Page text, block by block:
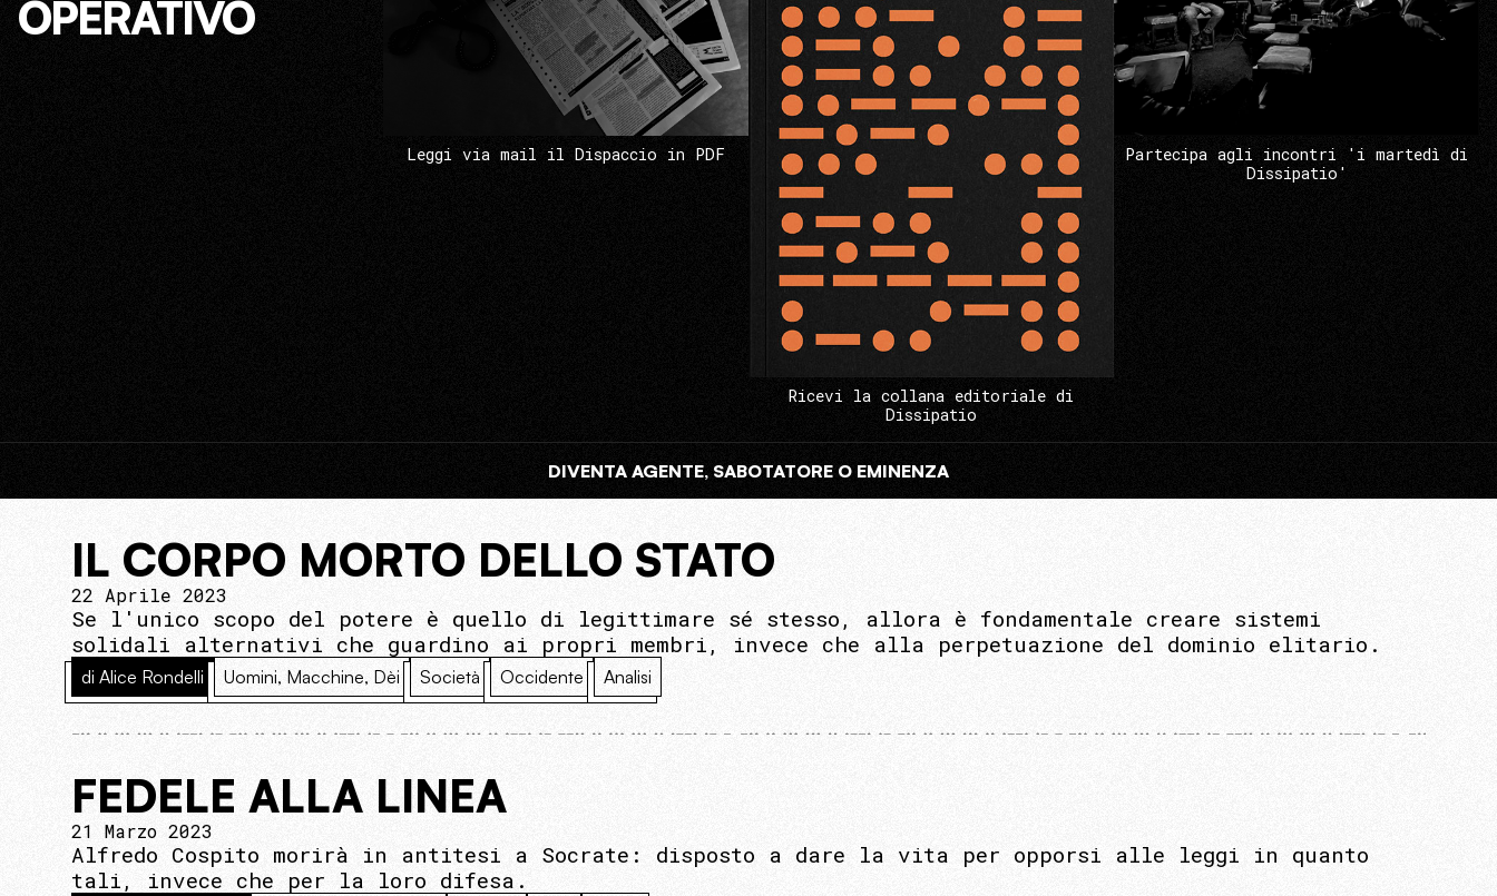
OPERATIVO
Leggi via mail il Dispaccio in PDF
Ricevi la collana editoriale di
Dissipatio
Partecipa agli incontri 'i martedì di
Dissipatio'
DIVENTA AGENTE, SABOTATORE O EMINENZA
IL CORPO MORTO DELLO STATO
22 Aprile 2023
Se l'unico scopo del potere è quello di legittimare sé stesso, allora è fondamentale creare sistemi
solidali alternativi che guardino ai propri membri, invece che alla perpetuazione del dominio elitario.
di Alice Rondelli Uomini, Macchine, Dèi Società Occidente Analisi
FEDELE ALLA LINEA
21 Marzo 2023
Alfredo Cospito morirà in antitesi a Socrate: disposto a dare la vita per opporsi alle leggi in quanto
tali, invece che per la loro difesa.